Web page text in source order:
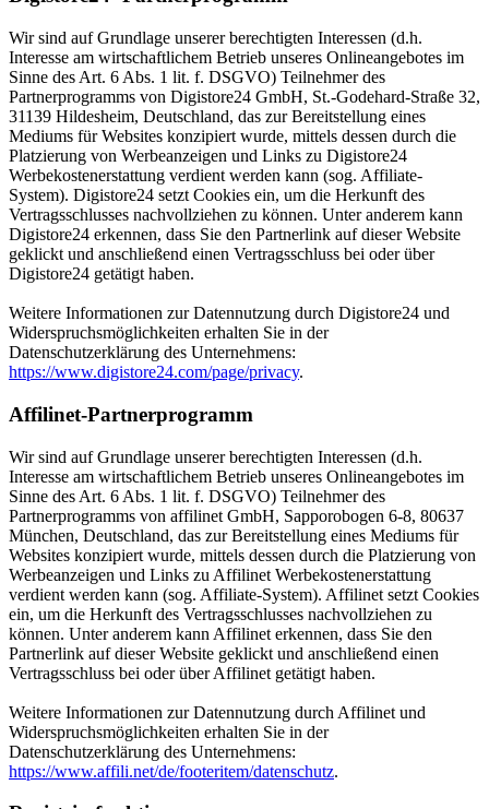
Wir sind auf Grundlage unserer berechtigten Interessen (d.h.
Interesse am wirtschaftlichem Betrieb unseres Onlineangebotes im
Sinne des Art. 6 Abs. 1 lit. f. DSGVO) Teilnehmer des
Partnerprogramms von Digistore24 GmbH, St.-Godehard-Straße 32,
31139 Hildesheim, Deutschland, das zur Bereitstellung eines
Mediums für Websites konzipiert wurde, mittels dessen durch die
Platzierung von Werbeanzeigen und Links zu Digistore24
Werbekostenerstattung verdient werden kann (sog. Affiliate-
System). Digistore24 setzt Cookies ein, um die Herkunft des
Vertragsschlusses nachvollziehen zu können. Unter anderem kann
Digistore24 erkennen, dass Sie den Partnerlink auf dieser Website
geklickt und anschließend einen Vertragsschluss bei oder über
Digistore24 getätigt haben.
Weitere Informationen zur Datennutzung durch Digistore24 und
Widerspruchsmöglichkeiten erhalten Sie in der
Datenschutzerklärung des Unternehmens:
https://www.digistore24.com/page/privacy.
Affilinet-Partnerprogramm
Wir sind auf Grundlage unserer berechtigten Interessen (d.h.
Interesse am wirtschaftlichem Betrieb unseres Onlineangebotes im
Sinne des Art. 6 Abs. 1 lit. f. DSGVO) Teilnehmer des
Partnerprogramms von affilinet GmbH, Sapporobogen 6-8, 80637
München, Deutschland, das zur Bereitstellung eines Mediums für
Websites konzipiert wurde, mittels dessen durch die Platzierung von
Werbeanzeigen und Links zu Affilinet Werbekostenerstattung
verdient werden kann (sog. Affiliate-System). Affilinet setzt Cookies
ein, um die Herkunft des Vertragsschlusses nachvollziehen zu
können. Unter anderem kann Affilinet erkennen, dass Sie den
Partnerlink auf dieser Website geklickt und anschließend einen
Vertragsschluss bei oder über Affilinet getätigt haben.
Weitere Informationen zur Datennutzung durch Affilinet und
Widerspruchsmöglichkeiten erhalten Sie in der
Datenschutzerklärung des Unternehmens:
https://www.affili.net/de/footeritem/datenschutz.